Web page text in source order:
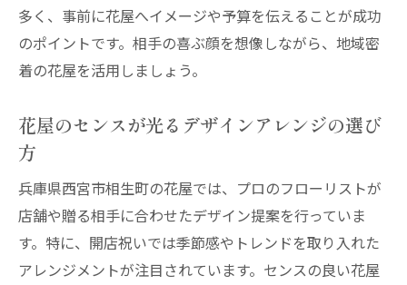
多く、事前に花屋へイメージや予算を伝えることが成功
のポイントです。相手の喜ぶ顔を想像しながら、地域密
着の花屋を活用しましょう。
花屋のセンスが光るデザインアレンジの選び
方
兵庫県西宮市相生町の花屋では、プロのフローリストが
店舗や贈る相手に合わせたデザイン提案を行っていま
す。特に、開店祝いでは季節感やトレンドを取り入れた
アレンジメントが注目されています。センスの良い花屋